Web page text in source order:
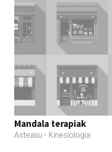
Mandala terapiak
Asteasu - Kinesiologia